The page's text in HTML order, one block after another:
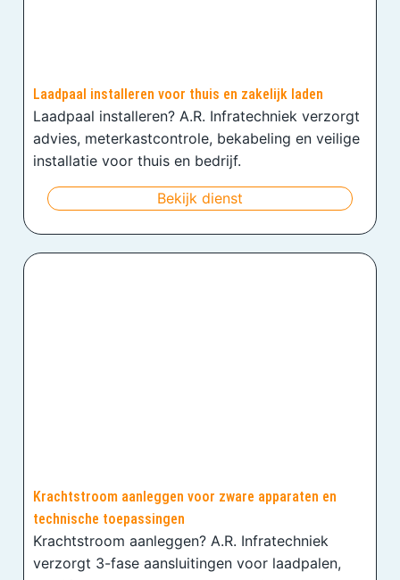
Laadpaal installeren voor thuis en zakelijk laden
Laadpaal installeren? A.R. Infratechniek verzorgt
advies, meterkastcontrole, bekabeling en veilige
installatie voor thuis en bedrijf.
Bekijk dienst
Krachtstroom aanleggen voor zware apparaten en
technische toepassingen
Krachtstroom aanleggen? A.R. Infratechniek
verzorgt 3-fase aansluitingen voor laadpalen,